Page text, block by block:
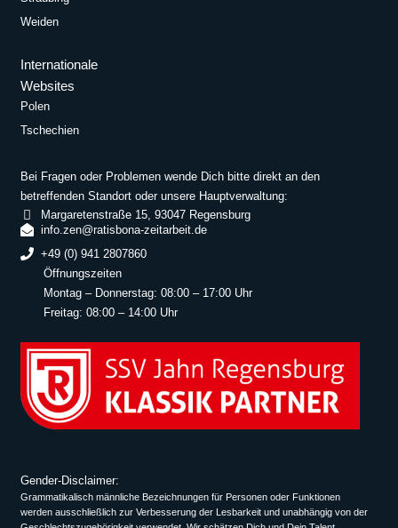
Weiden
Internationale
Websites
Polen
Tschechien
Bei Fragen oder Problemen wende Dich bitte direkt an den
betreffenden Standort oder unsere Hauptverwaltung:
Margaretenstraße 15, 93047 Regensburg
info.zen@ratisbona-zeitarbeit.de
+49 (0) 941 2807860
Öffnungszeiten
Montag – Donnerstag: 08:00 – 17:00 Uhr
Freitag: 08:00 – 14:00 Uhr
Gender-Disclaimer:
Grammatikalisch männliche Bezeichnungen für Personen oder Funktionen
werden ausschließlich zur Verbesserung der Lesbarkeit und unabhängig von der